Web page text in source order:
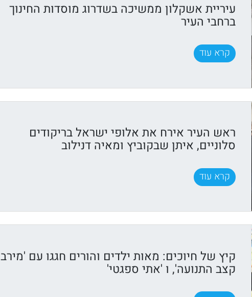
עיריית אשקלון ממשיכה בשדרוג מוסדות החינוך
ברחבי העיר
קרא עוד
ראש העיר אירח את אלופי ישראל בריקודים
סלוניים, איתן שבקוביץ ומאיה דנילוב
קרא עוד
קיץ של חיוכים: מאות ילדים והורים חגגו עם 'מירב
קצב התנועה', ו 'אתי ספגטי'